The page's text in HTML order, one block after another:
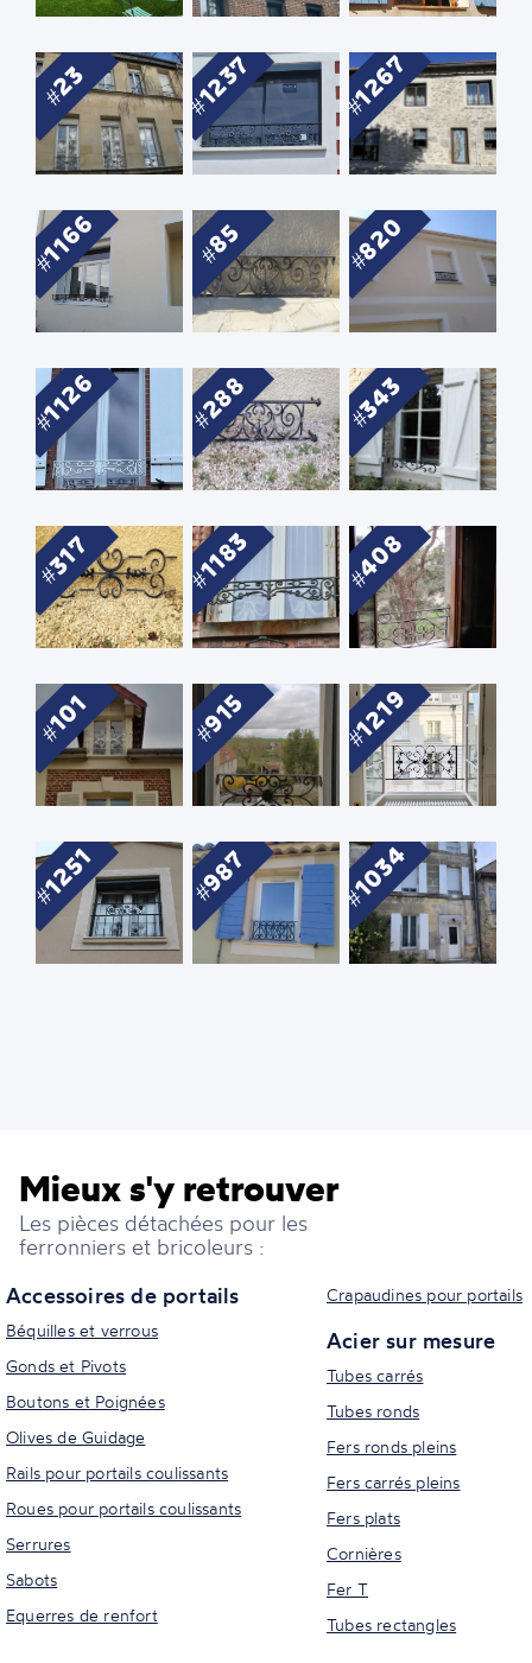
23 1237 1267
1166 85 820
1126 288 343
317 1183 408
101 915 1219
1251 987 1034
Mieux s'y retrouver
Les pièces détachées pour les
ferronniers et bricoleurs :
Accessoires de portails
Béquilles et verrous
Gonds et Pivots
Boutons et Poignées
Olives de Guidage
Rails pour portails coulissants
Roues pour portails coulissants
Serrures
Sabots
Equerres de renfort
Crapaudines pour portails
Acier sur mesure
Tubes carrés
Tubes ronds
Fers ronds pleins
Fers carrés pleins
Fers plats
Cornières
Fer T
Tubes rectangles